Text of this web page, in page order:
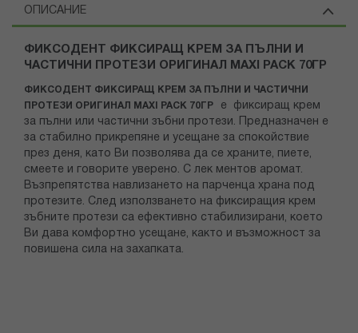
ОПИСАНИЕ
ФИКСОДЕНТ ФИКСИРАЩ КРЕМ ЗА ПЪЛНИ И
ЧАСТИЧНИ ПРОТЕЗИ ОРИГИНАЛ MAXI PACK 70ГР
ФИКСОДЕНТ ФИКСИРАЩ КРЕМ ЗА ПЪЛНИ И ЧАСТИЧНИ
ПРОТЕЗИ ОРИГИНАЛ MAXI PACK 70ГР е фиксиращ крем
за пълни или частични зъбни протези. Предназначен е
за стабилно прикрепяне и усещане за спокойствие
през деня, като Ви позволява да се храните, пиете,
смеете и говорите уверено. С лек ментов аромат.
Възпрепятства навлизането на парченца храна под
протезите. След използването на фиксиращия крем
зъбните протези са ефективно стабилизирани, което
Ви дава комфортно усещане, както и възможност за
повишена сила на захапката.